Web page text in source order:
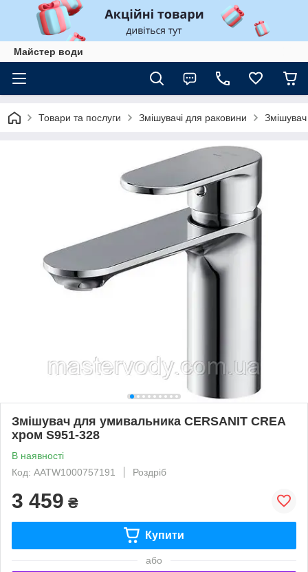
Майстер води
Товари та послуги Змішувачі для раковини
Змішувач для умивальника CERSANIT CREA
хром S951-328
В наявності
Код: AATW1000757191
Роздріб
3 459 ₴
Купити
або